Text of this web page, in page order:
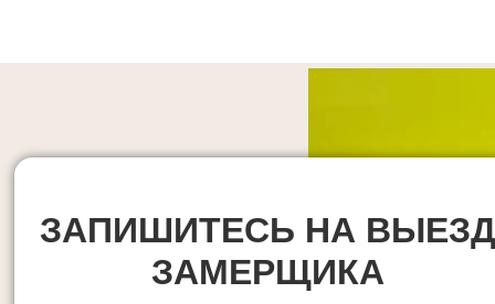
ЗАПИШИТЕСЬ НА ВЫЕЗД
ЗАМЕРЩИКА